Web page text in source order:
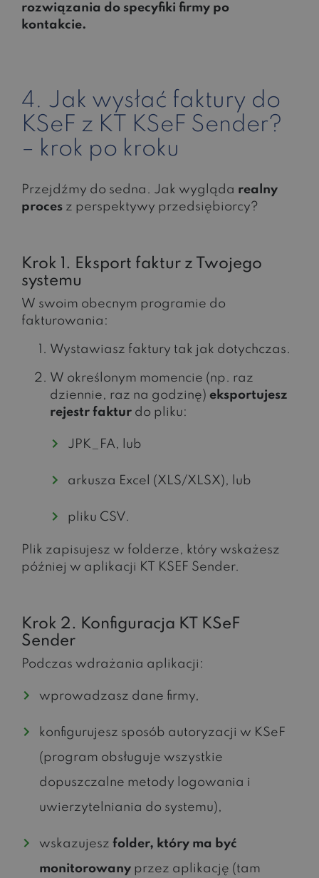
rozwiązania do specyfiki firmy po
kontakcie.
4. Jak wysłać faktury do
KSeF z KT KSeF Sender?
– krok po kroku
Przejdźmy do sedna. Jak wygląda realny
proces z perspektywy przedsiębiorcy?
Krok 1. Eksport faktur z Twojego
systemu
W swoim obecnym programie do
fakturowania:
Wystawiasz faktury tak jak dotychczas.
W określonym momencie (np. raz
dziennie, raz na godzinę) eksportujesz
rejestr faktur do pliku:
JPK_FA, lub
arkusza Excel (XLS/XLSX), lub
pliku CSV.
Plik zapisujesz w folderze, który wskażesz
później w aplikacji KT KSEF Sender.
Krok 2. Konfiguracja KT KSeF
Sender
Podczas wdrażania aplikacji:
wprowadzasz dane firmy,
konfigurujesz sposób autoryzacji w KSeF
(program obsługuje wszystkie
dopuszczalne metody logowania i
uwierzytelniania do systemu),
wskazujesz folder, który ma być
monitorowany przez aplikację (tam